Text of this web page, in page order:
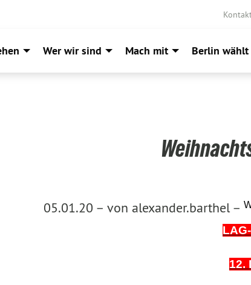
Wer wir sind Mach mit Berlin wählt
05.01.20 – von alexander.barthel –
12.